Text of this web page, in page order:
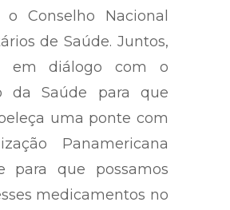
o Conselho Nacional
de Saúde. Juntos,
em diálogo com o
da Saúde para que
uma ponte com
Panamericana
para que possamos
medicamentos no